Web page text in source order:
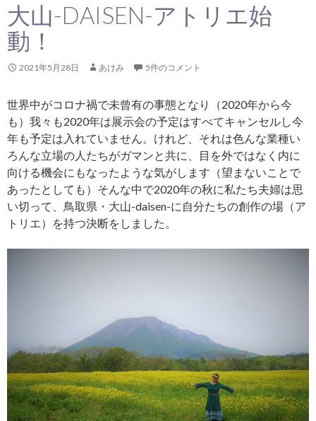
大山-DAISEN-アトリエ始
動！
2021年5月28日 あけみ 5件のコメント
世界中がコロナ禍で未曾有の事態となり（2020年から今
も）我々も2020年は展示会の予定はすべてキャンセルし今
年も予定は入れていません。けれど、それは色んな業種い
ろんな立場の人たちがガマンと共に、目を外ではなく内に
向ける機会にもなったような気がします（望まないことで
あったとしても）そんな中で2020年の秋に私たち夫婦は思
い切って、鳥取県・大山-daisen-に自分たちの創作の場（ア
トリエ）を持つ決断をしました。